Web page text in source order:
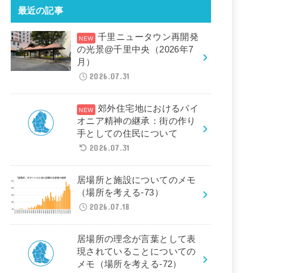
最近の記事
千里ニュータウン再開発
の光景@千里中央（2026年7
月）
2026.07.31
郊外住宅地におけるパイ
オニア精神の継承：街の作り
手としての住民について
2026.07.31
居場所と施設についてのメモ
（場所を考える-73）
2026.07.18
居場所の理念が言葉として表
現されていることについての
メモ（場所を考える-72）